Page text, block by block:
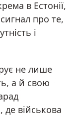
в Естонії,
про те,
і
не лише
а й свою
військова